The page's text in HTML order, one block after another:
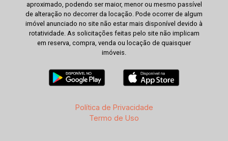
aproximado, podendo ser maior, menor ou mesmo passível
de alteração no decorrer da locação. Pode ocorrer de algum
imóvel anunciado no site não estar mais disponível devido à
rotatividade. As solicitações feitas pelo site não implicam
em reserva, compra, venda ou locação de quaisquer
imóveis.
Política de Privacidade
Termo de Uso